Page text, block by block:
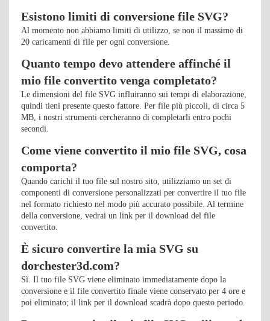
Esistono limiti di conversione file SVG?
Al momento non abbiamo limiti di utilizzo, se non il massimo di
20 caricamenti di file per ogni conversione.
Quanto tempo devo attendere affinché il
mio file convertito venga completato?
Le dimensioni del file SVG influiranno sui tempi di elaborazione,
quindi tieni presente questo fattore. Per file più piccoli, di circa 5
MB, i nostri strumenti cercheranno di completarli entro pochi
secondi.
Come viene convertito il mio file SVG, cosa
comporta?
Quando carichi il tuo file sul nostro sito, utilizziamo un set di
componenti di conversione personalizzati per convertire il tuo file
nel formato richiesto nel modo più accurato possibile. Al termine
della conversione, vedrai un link per il download del file
convertito.
È sicuro convertire la mia SVG su
dorchester3d.com?
Sì. Il tuo file SVG viene eliminato immediatamente dopo la
conversione e il file convertito finale viene conservato per 4 ore e
poi eliminato; il link per il download scadrà dopo questo periodo.